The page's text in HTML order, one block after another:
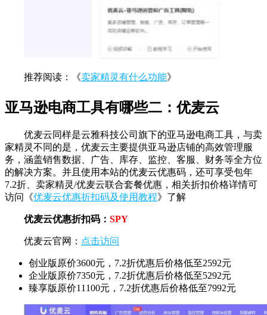
推荐阅读：《卖家精灵有什么功能》
亚马逊电商工具有哪些二：优麦云
优麦云同样是云雅科技公司旗下的亚马逊电商工具，与卖
家精灵不同的是，优麦云主要提供亚马逊店铺的高效管理服
务，涵盖销售数据、广告、库存、监控、客服、财务等全方位
的解决方案。并且使用本站的优麦云优惠码，还可享受包年
7.2折、卖家精灵/优麦云联合套餐优惠，相关折扣价格详情可
访问《优麦云优惠折扣码及使用教程》了解
优麦云优惠折扣码： SPY
优麦云官网： 点击访问
创业版原价3600元，7.2折优惠后价格低至2592元
企业版原价7350元，7.2折优惠后价格低至5292元
臻享版原价11100元，7.2折优惠后价格低至7992元